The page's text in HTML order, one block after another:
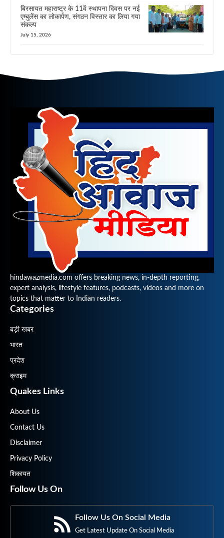
बिरसायत महाराष्ट्र के 11वें स्थापना दिवस पर नई
एम्बुलेंस का लोकार्पण, संगठन विस्तार का लिया गया
संकल्प
July 15, 2026
hindawazmedia.com offers breaking news, in-depth reporting,
expert analysis, lifestyle features, podcasts, videos and more on
topics that matter to Indian readers.
Categories
बड़ी खबर
भारत
प्रदेश
क्राइम
Quakes Links
About Us
Contact Us
Disclaimer
Privacy Policy
शिकायत
Follow Us On
Follow Us On Social Media
Get Latest Update On Social Media